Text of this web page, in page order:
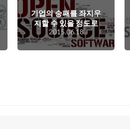
기업의 승패를 좌지우
지할 수 있을 정도로
커진 오픈소스, 하지만
그 이면에는 고려해야
할 사항들이 많은데..
2015.06.18